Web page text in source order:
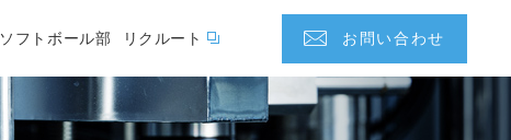
ソフトボール部 リクルート お問い合わせ